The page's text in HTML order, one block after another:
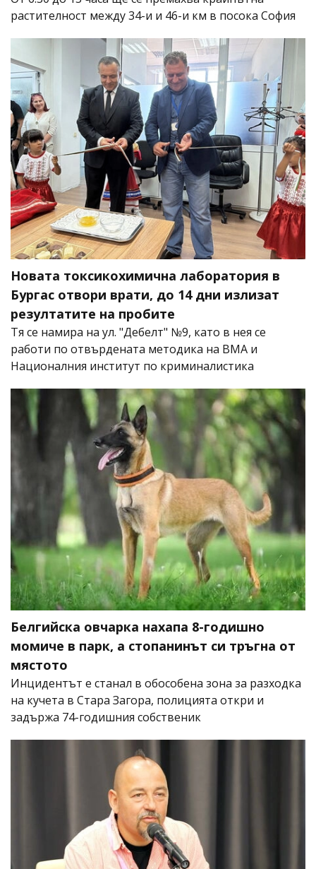
растителност между 34-и и 46-и км в посока София
Новата токсикохимична лаборатория в
Бургас отвори врати, до 14 дни излизат
резултатите на пробите
Тя се намира на ул. "Дебелт" №9, като в нея се
работи по отвърдената методика на ВМА и
Националния институт по криминалистика
Белгийска овчарка нахапа 8-годишно
момиче в парк, а стопанинът си тръгна от
мястото
Инцидентът е станал в обособена зона за разходка
на кучета в Стара Загора, полицията откри и
задържа 74-годишния собственик